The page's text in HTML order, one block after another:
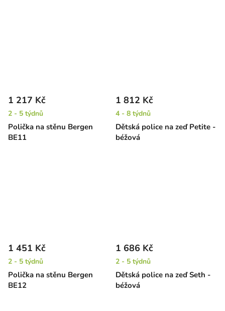
Polička na stěnu Bergen
BE11
1 217 Kč
2 - 5 týdnů
Dětská police na zeď Petite -
béžová
1 812 Kč
4 - 8 týdnů
Polička na stěnu Bergen
BE12
1 451 Kč
2 - 5 týdnů
Dětská police na zeď Seth -
béžová
1 686 Kč
2 - 5 týdnů